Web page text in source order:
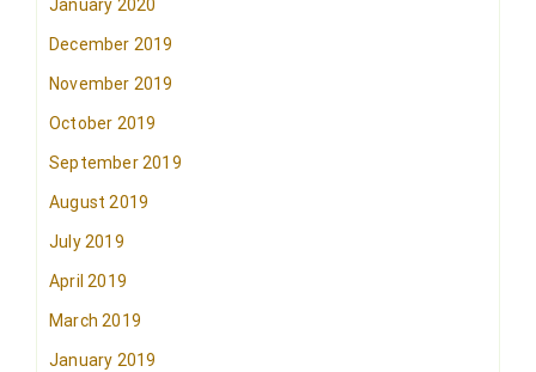
January 2020
December 2019
November 2019
October 2019
September 2019
August 2019
July 2019
April 2019
March 2019
January 2019